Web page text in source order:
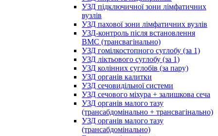
УЗД підключичної зони лімфатичних
вузлів
УЗД пахової зони лімфатичних вузлів
УЗД-контроль після встановлення
ВМС (трансвагінально)
УЗД гомілкостопного суглобу (за 1)
УЗД ліктьового суглобу (за 1)
УЗД колінних суглобів (за пару)
УЗД органів калитки
УЗД сечовидільної системи
УЗД сечового міхура + залишкова сеча
УЗД органів малого тазу
(трансабдомінально + трансвагінально)
УЗД органів малого тазу
(трансабдомінально)